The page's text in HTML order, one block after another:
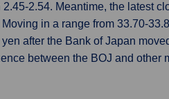
2.54. Meantime, the latest
in a range from 33.70-
after the Bank of Japan
between the BOJ and other